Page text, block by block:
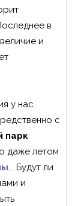
в
и
у нас
с
парк
даже летом
... Будут ли
и